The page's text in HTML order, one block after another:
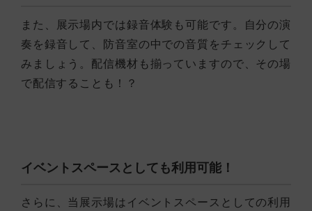
また、展示場内では録音体験も可能です。自分の演
奏を録音して、防音室の中での音質をチェックして
みましょう。配信機材も揃っていますので、その場
で配信することも！？
イベントスペースとしても利用可能！
さらに、当展示場はイベントスペースとしての利用